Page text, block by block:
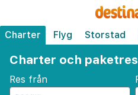
Charter Flyg Storstad
Charter och
Res från